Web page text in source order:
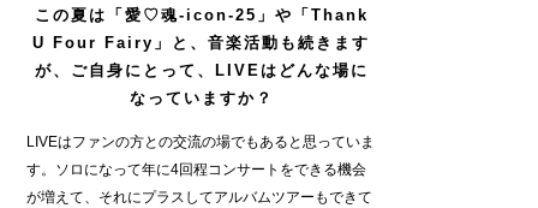
この夏は「愛♡魂-icon-25」や「Thank
U Four Fairy」と、音楽活動も続きます
が、ご自身にとって、LIVEはどんな場に
なっていますか？
LIVEはファンの方との交流の場でもあると思っていま
す。ソロになって年に4回程コンサートをできる機会
が増えて、それにプラスしてアルバムツアーもできて